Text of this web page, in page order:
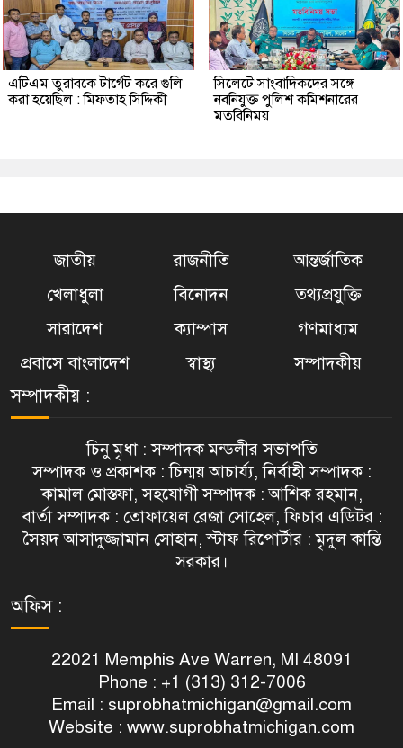
এটিএম তুরাবকে টার্গেট করে গুলি
করা হয়েছিল : মিফতাহ সিদ্দিকী
সিলেটে সাংবাদিকদের সঙ্গে
নবনিযুক্ত পুলিশ কমিশনারের
মতবিনিময়
জাতীয় রাজনীতি
আন্তর্জাতিক
খেলাধুলা
বিনোদন
তথ্যপ্রযুক্তি
সারাদেশ
ক্যাম্পাস
গণমাধ্যম
প্রবাসে বাংলাদেশ
স্বাস্থ্য সম্পাদকীয়
সম্পাদকীয় :
চিনু মৃধা : সম্পাদক মন্ডলীর সভাপতি
সম্পাদক ও প্রকাশক : চিন্ময় আচার্য্য, নির্বাহী সম্পাদক :
কামাল মোস্তফা, সহযোগী সম্পাদক : আশিক রহমান,
বার্তা সম্পাদক : তোফায়েল রেজা সোহেল, ফিচার এডিটর :
সৈয়দ আসাদুজ্জামান সোহান, স্টাফ রিপোর্টার : মৃদুল কান্তি
সরকার।
অফিস :
22021 Memphis Ave Warren, MI 48091
Phone : +1 (313) 312-7006
Email : suprobhatmichigan@gmail.com
Website : www.suprobhatmichigan.com